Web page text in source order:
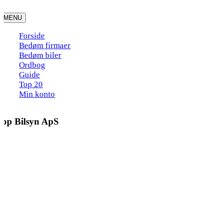
to
content
MENU
Forside
Bedøm firmaer
Bedøm biler
Ordbog
Guide
Top 20
Min konto
Bilsyn ApS